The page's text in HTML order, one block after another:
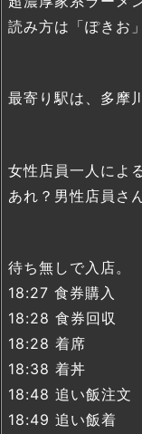
読み方は「ぽきお」
最寄り駅は、多摩
女性店員一人によ
あれ？男性店員さ
待ち無しで入店。
18:27 食券購入
18:28 食券回収
18:28 着席
18:38 着丼
18:48 追い飯注文
18:49 追い飯着